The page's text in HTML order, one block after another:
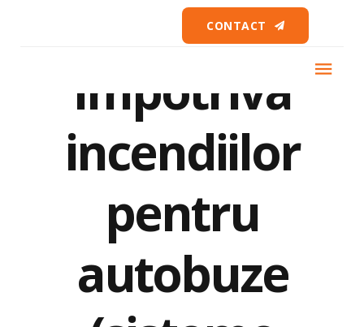
CONTACT
Protecția
împotriva
incendiilor
pentru
autobuze